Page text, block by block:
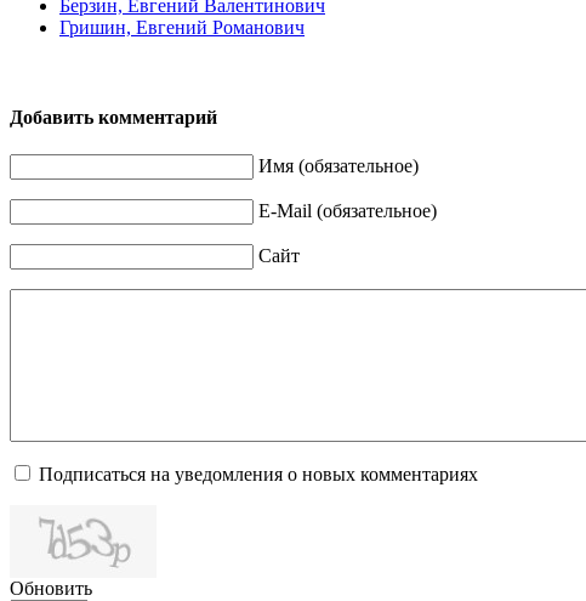
Берзин, Евгений Валентинович
Гришин, Евгений Романович
Добавить комментарий
Имя (обязательное)
E-Mail (обязательное)
Сайт
Подписаться на уведомления о новых комментариях
Обновить